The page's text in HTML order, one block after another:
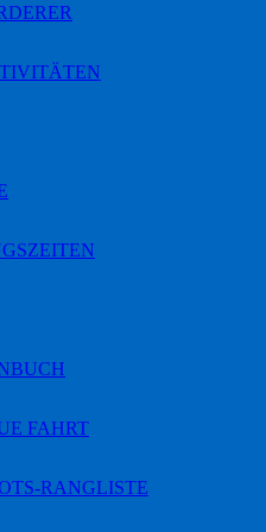
FAHRT
RANGLISTE